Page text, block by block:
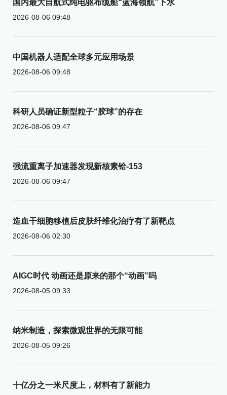
国内最大自航式纯电驱布缆船“蓝海领航”下水
2026-08-06 09:48
中国机器人适配全球多元应用场景
2026-08-06 09:48
科研人员确证新型粒子“胶球”的存在
2026-08-06 09:47
强流重离子加速器发现新核素铪-153
2026-08-06 09:47
造血干细胞移植后皮肤纤维化治疗有了新靶点
2026-08-06 02:30
AIGC时代 动画还是原来的那个“动画”吗
2026-08-05 09:33
纳米制造，探索微观世界的无限可能
2026-08-05 09:26
十亿分之一米尺度上，材料有了新能力